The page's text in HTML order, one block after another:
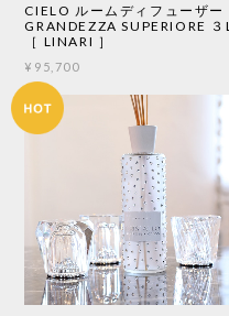
CIELO ルームディフューザー
GRANDEZZA SUPERIORE ３L
［ LINARI ］
¥95,700